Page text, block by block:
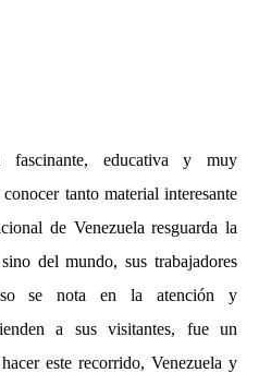
fascinante, educativa y muy
tanto material interesante
de Venezuela resguarda la
del mundo, sus trabajadores
se nota en la atención y
a sus visitantes, fue un
este recorrido, Venezuela y